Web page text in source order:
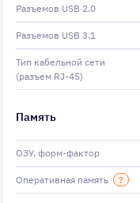
Разъемов USB 2.0
Разъемов USB 3.1
Тип кабельной сети
(разъем RJ-45)
Память
ОЗУ, форм-фактор
Оперативная память ?